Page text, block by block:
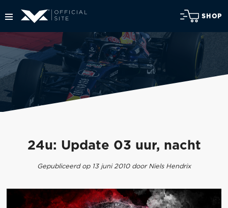
SHOP
24u: Update 03 uur, nacht
Gepubliceerd op 13 juni 2010 door Niels Hendrix